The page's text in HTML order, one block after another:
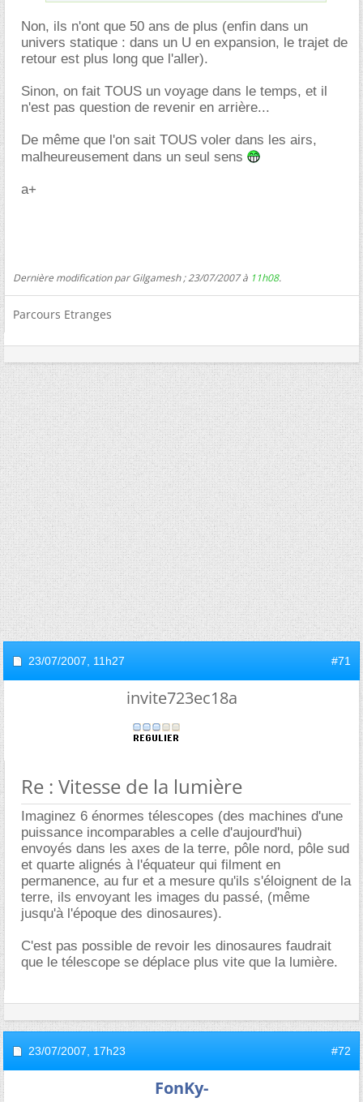
Non, ils n'ont que 50 ans de plus (enfin dans un
univers statique : dans un U en expansion, le trajet de
retour est plus long que l'aller).
Sinon, on fait TOUS un voyage dans le temps, et il
n'est pas question de revenir en arrière...
De même que l'on sait TOUS voler dans les airs,
malheureusement dans un seul sens
a+
Dernière modification par Gilgamesh ; 23/07/2007 à 11h08.
Parcours Etranges
23/07/2007, 11h27 #71
invite723ec18a
Re : Vitesse de la lumière
Imaginez 6 énormes télescopes (des machines d'une
puissance incomparables a celle d'aujourd'hui)
envoyés dans les axes de la terre, pôle nord, pôle sud
et quarte alignés à l'équateur qui filment en
permanence, au fur et a mesure qu'ils s'éloignent de la
terre, ils envoyant les images du passé, (même
jusqu'à l'époque des dinosaures).
C'est pas possible de revoir les dinosaures faudrait
que le télescope se déplace plus vite que la lumière.
23/07/2007, 17h23 #72
FonKy-